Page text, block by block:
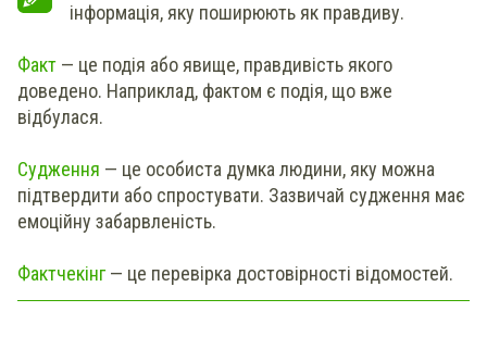
інформація, яку поширюють як правдиву.
Факт — це подія або явище, правдивість якого
доведено. Наприклад, фактом є подія, що вже
відбулася.
Судження — це особиста думка людини, яку можна
підтвердити або спростувати. Зазвичай судження має
емоційну забарвленість.
Фактчекінг— це перевірка достовірності відомостей.